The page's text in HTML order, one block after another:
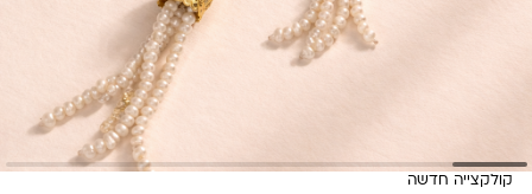
קולקצייה חדשה